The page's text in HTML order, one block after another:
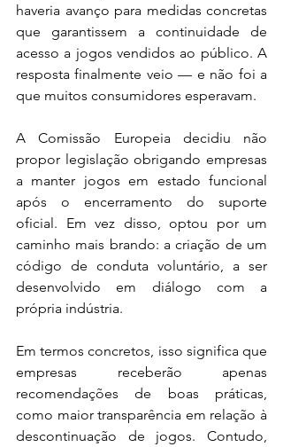
haveria avanço para medidas concretas
que garantissem a continuidade de
acesso a jogos vendidos ao público. A
resposta finalmente veio — e não foi a
que muitos consumidores esperavam.
A Comissão Europeia decidiu não
propor legislação obrigando empresas
a manter jogos em estado funcional
após o encerramento do suporte
oficial. Em vez disso, optou por um
caminho mais brando: a criação de um
código de conduta voluntário, a ser
desenvolvido em diálogo com a
própria indústria.
Em termos concretos, isso significa que
empresas receberão apenas
recomendações de boas práticas,
como maior transparência em relação à
descontinuação de jogos. Contudo,